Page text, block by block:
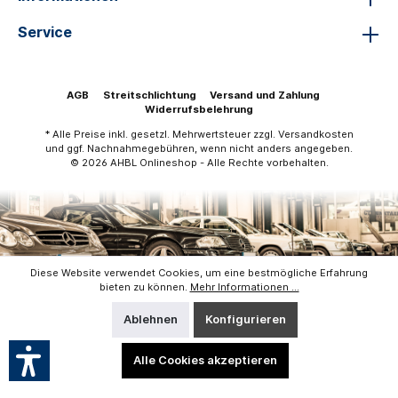
Service
AGB Streitschlichtung
Versand und Zahlung
Widerrufsbelehrung
* Alle Preise inkl. gesetzl. Mehrwertsteuer zzgl. Versandkosten
und ggf. Nachnahmegebühren, wenn nicht anders angegeben.
© 2026 AHBL Onlineshop - Alle Rechte vorbehalten.
Diese Website verwendet Cookies, um eine bestmögliche Erfahrung
bieten zu können. Mehr Informationen ...
Ablehnen Konfigurieren
Alle Cookies akzeptieren